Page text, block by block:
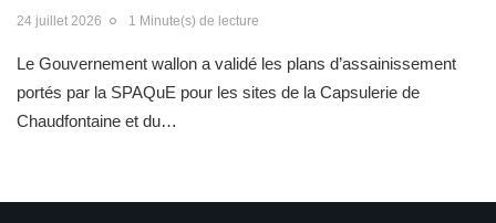
24 juillet 2026 1 Minute(s) de lecture
Le Gouvernement wallon a validé les plans d’assainissement
portés par la SPAQuE pour les sites de la Capsulerie de
Chaudfontaine et du…